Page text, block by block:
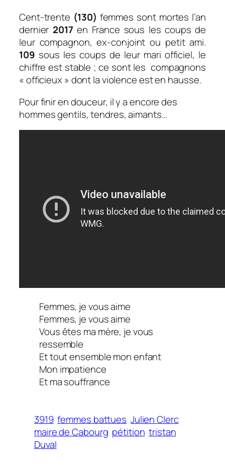
Cent-trente (130) femmes sont mortes l’an
dernier 2017 en France sous les coups de
leur compagnon, ex-conjoint ou petit ami.
109 sous les coups de leur mari officiel, le
chiffre est stable ; ce sont les compagnons
« officieux » dont la violence est en hausse.
Pour finir en douceur, il y a encore des
hommes gentils, tendres, aimants…
Femmes, je vous aime
Femmes, je vous aime
Vous êtes ma mère, je vous
ressemble
Et tout ensemble mon enfant
Mon impatience
Et ma souffrance
3919 femmes battues Julien Clerc
maire de Cabourg pétition tristan
Duval